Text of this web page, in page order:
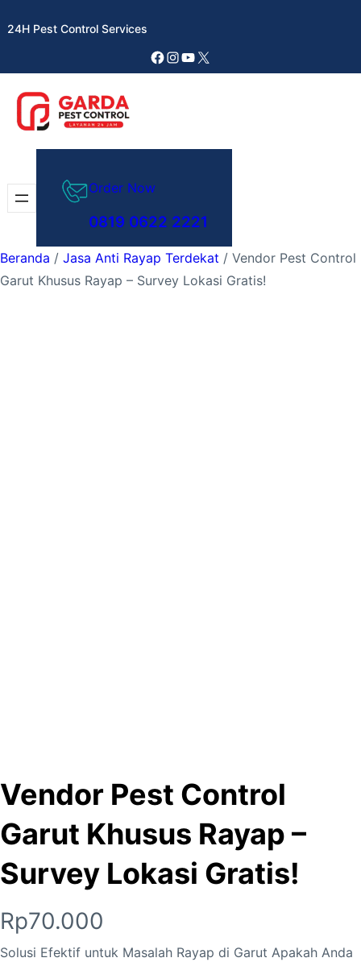
ke24H Pest Control Services
Facebook
Instagram
YouTube
X
Order Now
0819 0622 2221
Beranda / Jasa Anti Rayap Terdekat / Vendor Pest Control
Garut Khusus Rayap – Survey Lokasi Gratis!
Vendor Pest Control
Garut Khusus Rayap –
Survey Lokasi Gratis!
Rp70.000
Solusi Efektif untuk Masalah Rayap di Garut Apakah Anda